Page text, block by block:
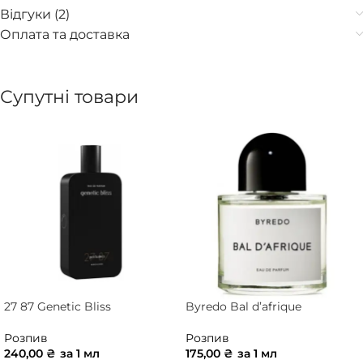
Відгуки (2)
Оплата та доставка
Супутні товари
27 87 Genetic Bliss
Розпив
240,00 ₴ за 1 мл
Byredo Bal d’afrique
Розпив
175,00 ₴ за 1 мл